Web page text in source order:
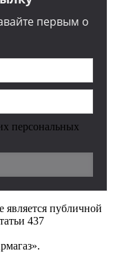
первым о
персональных
является публичной
437